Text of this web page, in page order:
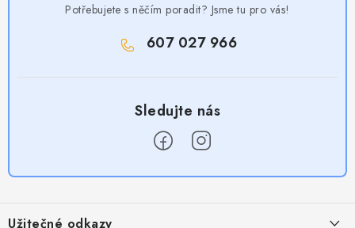
Potřebujete s něčím poradit? Jsme tu pro vás!
607 027 966
Užitečné odkazy